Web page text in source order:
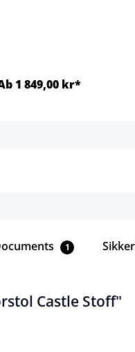
1 849,00 kr*
1
Castle Stoff"